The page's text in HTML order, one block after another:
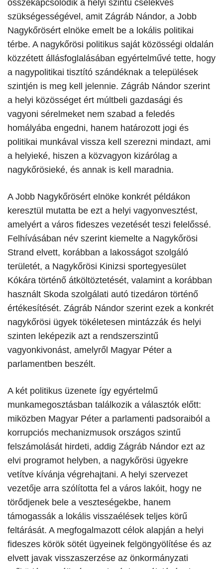
összekapcsolódik a helyi szintű cselekvés
szükségességével, amit Zágráb Nándor, a Jobb
Nagykőrösért elnöke emelt be a lokális politikai
térbe. A nagykőrösi politikus saját közösségi oldalán
közzétett állásfoglalásában egyértelművé tette, hogy
a nagypolitikai tisztító szándéknak a települések
szintjén is meg kell jelennie. Zágráb Nándor szerint
a helyi közösséget ért múltbeli gazdasági és
vagyoni sérelmeket nem szabad a feledés
homályába engedni, hanem határozott jogi és
politikai munkával vissza kell szerezni mindazt, ami
a helyieké, hiszen a közvagyon kizárólag a
nagykőrösieké, és annak is kell maradnia.
​A Jobb Nagykőrösért elnöke konkrét példákon
keresztül mutatta be ezt a helyi vagyonvesztést,
amelyért a város fideszes vezetését teszi felelőssé.
Felhívásában név szerint kiemelte a Nagykőrösi
Strand elvett, korábban a lakosságot szolgáló
területét, a Nagykőrösi Kinizsi sportegyesület
Kókára történő átköltöztetését, valamint a korábban
használt Skoda szolgálati autó tizedáron történő
értékesítését. Zágráb Nándor szerint ezek a konkrét
nagykőrösi ügyek tökéletesen mintázzák és helyi
szinten leképezik azt a rendszerszintű
vagyonkivonást, amelyről Magyar Péter a
parlamentben beszélt.
​A két politikus üzenete így egyértelmű
munkamegosztásban találkozik a választók előtt:
miközben Magyar Péter a parlamenti padsoraiból a
korrupciós mechanizmusok országos szintű
felszámolását hirdeti, addig Zágráb Nándor ezt az
elvi programot helyben, a nagykőrösi ügyekre
vetítve kívánja végrehajtani. A helyi szervezet
vezetője arra szólította fel a város lakóit, hogy ne
törődjenek bele a veszteségekbe, hanem
támogassák a lokális visszaélések teljes körű
feltárását. A megfogalmazott célok alapján a helyi
fideszes körök sötét ügyeinek felgöngyölítése és az
elvett javak visszaszerzése az önkormányzati